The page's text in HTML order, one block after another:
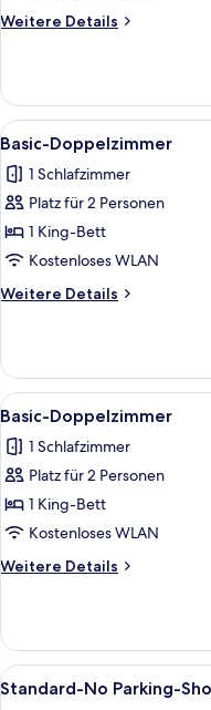
Weitere Details
Weitere
Doppelzimmer
Alle
Fotos
für
Basic-
Doppelzimmer
anzeigen
11
Basic-Doppelzimmer
1 Schlafzimmer
Platz für 2 Personen
1 King-Bett
Kostenloses WLAN
Weitere Details
Weitere
Doppelzimmer
Alle
Fotos
für
Basic-
Doppelzimmer
anzeigen
11
Basic-Doppelzimmer
1 Schlafzimmer
Platz für 2 Personen
1 King-Bett
Kostenloses WLAN
Weitere Details
Weitere
Doppelzimmer
Alle
Fotos
7
Standard-No Parking-